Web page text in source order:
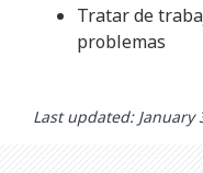
Tratar de
problemas
Last updated: January